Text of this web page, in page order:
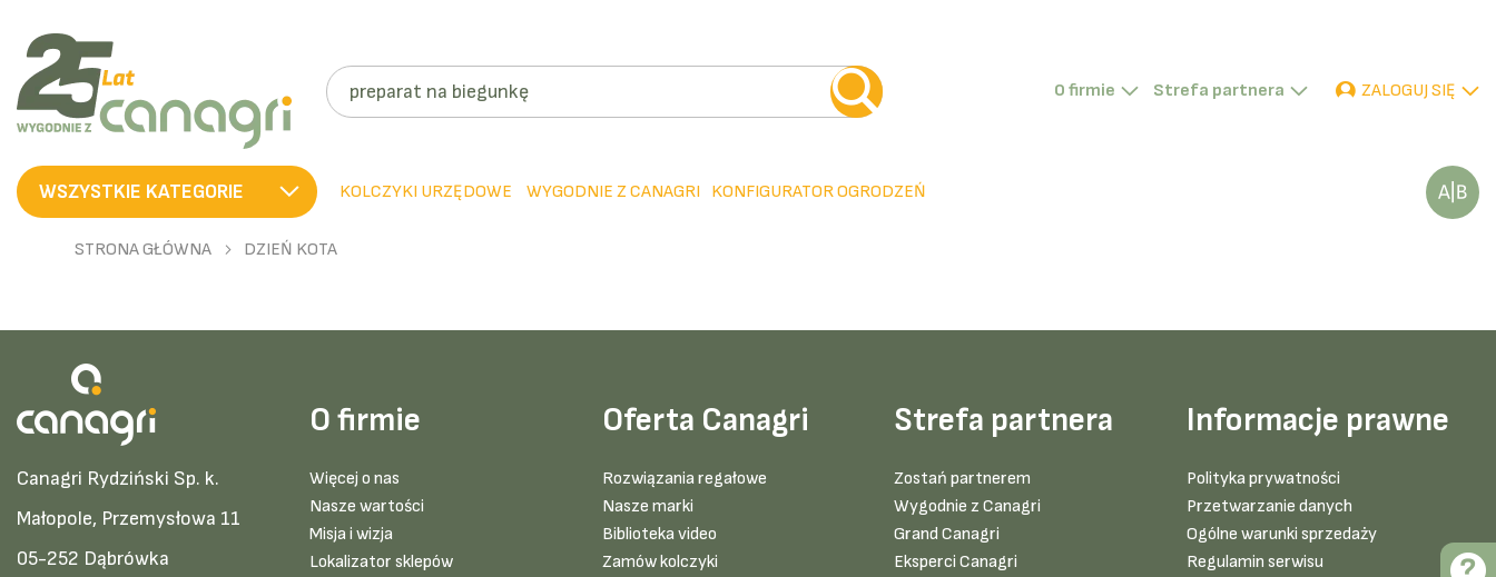
SZUKAJ O firmie Strefa partnera ZALOGUJ SIĘ
WSZYSTKIE KATEGORIE KOLCZYKI URZĘDOWE WYGODNIE Z CANAGRI KONFIGURATOR OGRODZEŃ
STRONA GŁÓWNA DZIEŃ KOTA
Canagri Rydziński Sp. k.
Małopole, Przemysłowa 11
05-252 Dąbrówka
O firmie
Więcej o nas
Nasze wartości
Misja i wizja
Lokalizator sklepów
Oferta Canagri
Rozwiązania regałowe
Nasze marki
Biblioteka video
Zamów kolczyki
Strefa partnera
Zostań partnerem
Wygodnie z Canagri
Grand Canagri
Eksperci Canagri
Informacje prawne
Polityka prywatności
Przetwarzanie danych
Ogólne warunki sprzedaży
Regulamin serwisu